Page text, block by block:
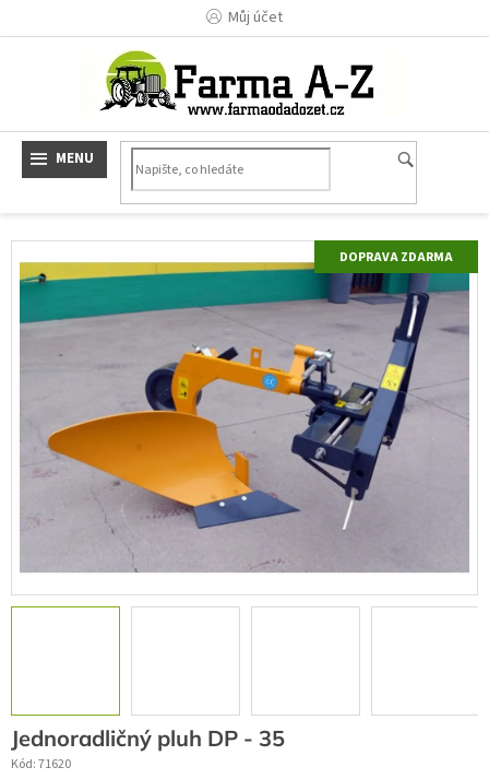
Můj účet
ZDARMA
Jednoradličný pluh DP - 35
Kód:71620